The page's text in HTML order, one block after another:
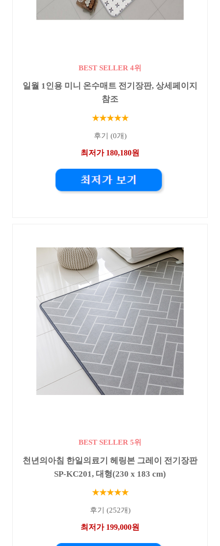
BEST SELLER 4위
일월 1인용 미니 온수매트 전기장판, 상세페이지
참조
★★★★★
후기 (0개)
최저가 180,180원
BEST SELLER 5위
천년의아침 한일의료기 헤링본 그레이 전기장판
SP-KC201, 대형(230 x 183 cm)
★★★★★
후기 (252개)
최저가 199,000원